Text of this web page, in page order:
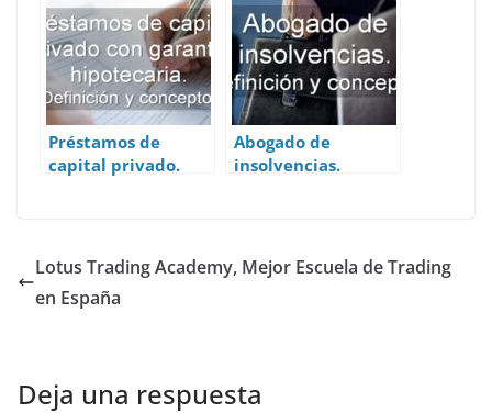
Préstamos de
capital privado.
Abogado de
insolvencias.
Lotus Trading Academy, Mejor Escuela de Trading
en España
Deja una respuesta